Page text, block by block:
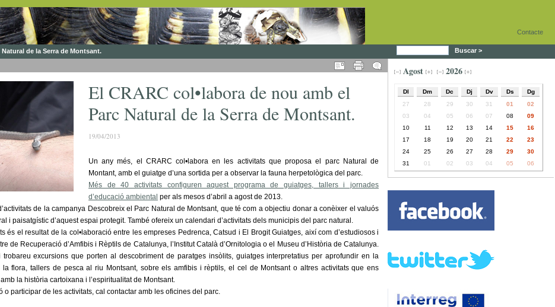
Contacte
de la Serra de Montsant. Buscar >
El CRARC col•labora de nou amb el
Parc Natural de la Serra de Montsant.
19/04/2013
Un any més, el CRARC col•labora en les activitats que proposa el parc Natural de
Montant, amb el guiatge d’una sortida per a observar la fauna herpetològica del parc.
Més de 40 activitats configuren aquest programa de guiatges, tallers i jornades
d’educació ambiental per als mesos d’abril a agost de 2013.
de la campanya Descobreix el Parc Natural de Montsant, que té com a objectiu donar a conèixer el valuós
i paisatgístic d’aquest espai protegit. També ofereix un calendari d’activitats dels municipis del parc natural.
és el resultat de la col•laboració entre les empreses Pedrenca, Catsud i El Brogit Guiatges, així com d’estudiosos i
de Recuperació d’Amfibis i Rèptils de Catalunya, l’Institut Català d’Ornitologia o el Museu d’Història de Catalunya.
trobareu excursions que porten al descobriment de paratges insòlits, guiatges interpretatius per aprofundir en la
flora, tallers de pesca al riu Montsant, sobre els amfibis i rèptils, el cel de Montsant o altres activitats que ens
la història cartoixana i l’espiritualitat de Montsant.
o participar de les activitats, cal contactar amb les oficines del parc.
Agost 2026
Dl Dm Dc Dj Dv Ds
Dg
27
28 29 30 31 01
02
03
04 05 06 07 08
09
10
11 12 13 14 15
16
17
18 19 20 21 22
23
24
25 26 27 28 29
30
31
01 02 03 04 05 06